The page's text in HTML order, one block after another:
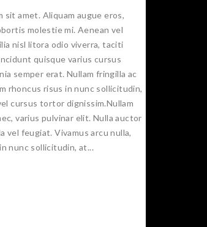
sit amet. Aliquam augue eros,
molestie mi. Aenean vel
nisl litora odio viverra, taciti
quisque varius cursus
semper erat. Nullam fringilla ac
rhoncus risus in nunc sollicitudin,
cursus tortor dignissim.Nullam
varius pulvinar elit. Nulla auctor
vel feugiat. Vivamus arcu nulla,
nunc sollicitudin, at...